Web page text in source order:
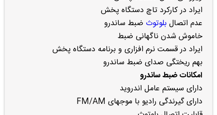
ایراد در کارکرد تاچ دستگاه پخش
عدم اتصالبلوتوث ضبط ساندرو
خاموش شدن ناگهانی ضبط
ایراد در قسمت نرم افزاری و برنامه دستگاه پخش
بهم ریختگی صدای ضبط ساندرو
امکانات ضبط ساندرو
دارای سیستم عامل اندروید
دارای گیرندگی رادیو با موجهای FM/AM